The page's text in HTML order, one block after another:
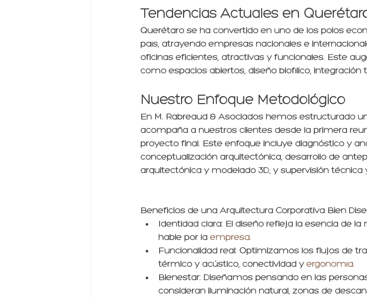
Tendencias Actuales en
Querétaro se ha convertido en uno de los polos
país, atrayendo empresas nacionales e
oficinas eficientes, atractivas y funcionales. Este
como espacios abiertos, diseño biofílico, integración
Nuestro Enfoque Metodológico
En M. Rabreaud & Asociados hemos estructurado
acompaña a nuestros clientes desde la primera
proyecto final. Este enfoque incluye diagnóstico y
conceptualización arquitectónica, desarrollo de
arquitectónica y modelado 3D, y supervisión
Beneficios de una Arquitectura Corporativa Bien
Identidad clara: El diseño refleja la esencia de
hable por la empresa.
Funcionalidad real: Optimizamos los flujos de
térmico y acústico, conectividad y ergonomía.
Bienestar: Diseñamos pensando en las
consideran iluminación natural, zonas de